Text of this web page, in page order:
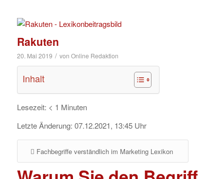
Rakuten
20. Mai 2019 / von Online Redaktion
Inhalt
Lesezeit: < 1 Minuten
Letzte Änderung: 07.12.2021, 13:45Uhr
Fachbegriffe verständlich im Marketing Lexikon